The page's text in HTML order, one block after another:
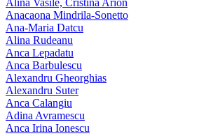
Anacaona Mindrila-Sonetto
Ana-Maria Datcu
Alina Rudeanu
Anca Lepadatu
Anca Barbulescu
Alexandru Gheorghias
Alexandru Suter
Anca Calangiu
Adina Avramescu
Anca Irina Ionescu